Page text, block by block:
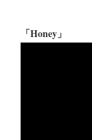
「Honey」